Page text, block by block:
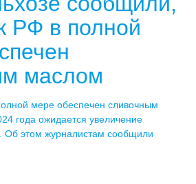
РФ в полной
маслом
мере обеспечен сливочным
года ожидается увеличение
Об этом журналистам сообщили